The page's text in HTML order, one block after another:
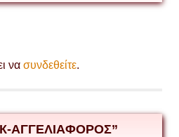
να συνδεθείτε.
ΑΓΓΕΛΙΑΦΟΡΟΣ”